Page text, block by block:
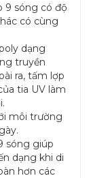
9 sóng có độ
có cùng
dạng
truyền
ra, tấm lợp
tia UV làm
môi trường
sóng giúp
dạng khi di
hơn các